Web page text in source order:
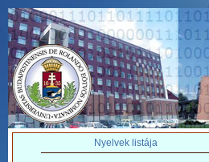
Nyelvek listája